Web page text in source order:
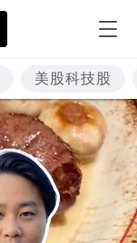
美股科技股